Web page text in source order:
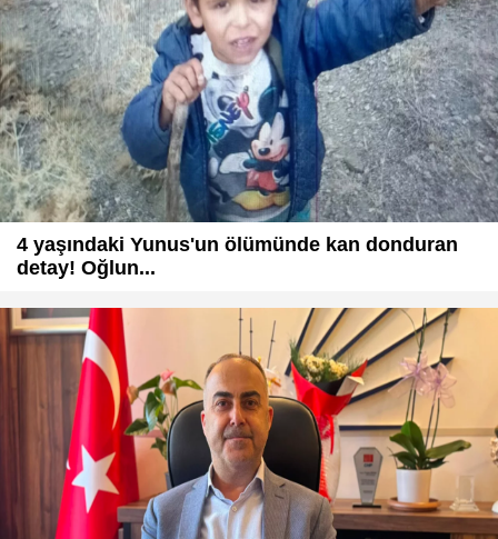
4 yaşındaki Yunus'un ölümünde kan donduran
detay! Oğlun...